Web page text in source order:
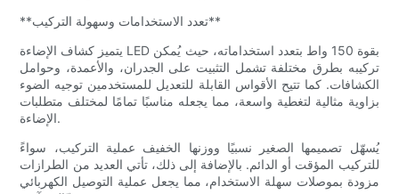
**تعدد الاستخدامات وسهولة التركيب**
يتميز كشاف الإضاءة LED بقوة 150 واط بتعدد استخداماته، حيث يُمكن
تركيبه بطرق مختلفة تشمل التثبيت على الجدران، والأعمدة، وحوامل
الكشافات. كما تتيح الأقواس القابلة للتعديل للمستخدمين توجيه الضوء
بزاوية مثالية لتغطية واسعة، مما يجعله مناسبًا تمامًا لمختلف متطلبات
الإضاءة.
يُسهّل تصميمها الصغير نسبيًا ووزنها الخفيف عملية التركيب، سواءً
للتركيب المؤقت أو الدائم. بالإضافة إلى ذلك، تأتي العديد من الطرازات
مزودة بموصلات سهلة الاستخدام، مما يجعل عملية التوصيل الكهربائي